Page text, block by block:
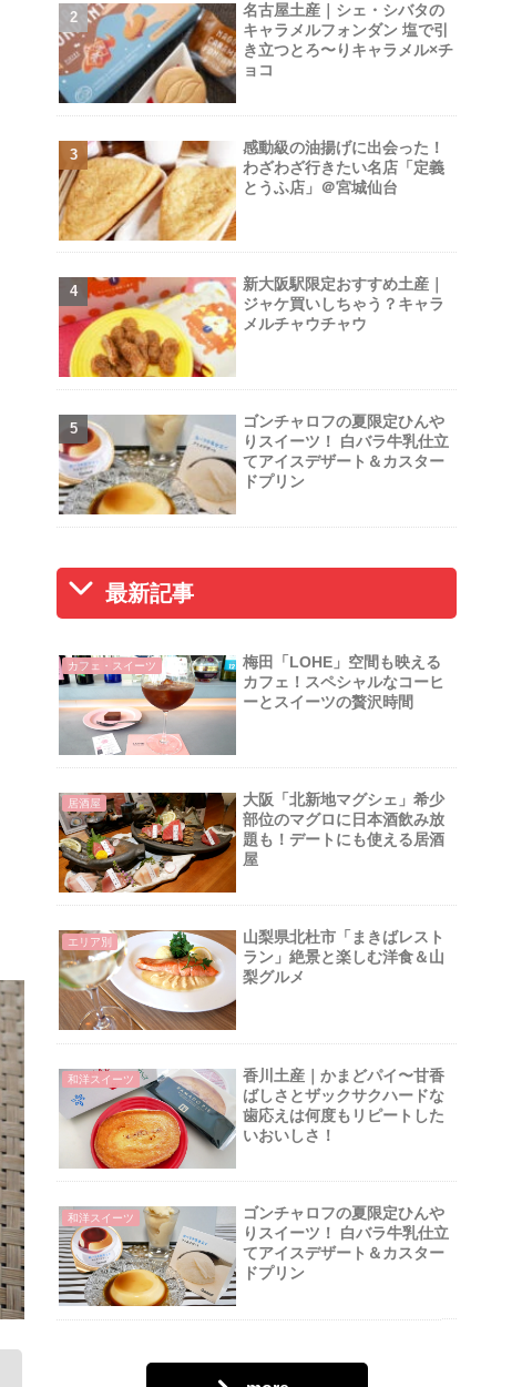
名古屋土産｜シェ・シバタの
キャラメルフォンダン 塩で引
き立つとろ〜りキャラメル×チ
ョコ
感動級の油揚げに出会った！
わざわざ行きたい名店「定義
とうふ店」＠宮城仙台
新大阪駅限定おすすめ土産｜
ジャケ買いしちゃう？キャラ
メルチャウチャウ
ゴンチャロフの夏限定ひんや
りスイーツ！ 白バラ牛乳仕立
てアイスデザート＆カスター
ドプリン
最新記事
カフェ・スイーツ
梅田「LOHE」空間も映える
カフェ！スペシャルなコーヒ
ーとスイーツの贅沢時間
居酒屋
大阪「北新地マグシェ」希少
部位のマグロに日本酒飲み放
題も！デートにも使える居酒
屋
エリア別
山梨県北杜市「まきばレスト
ラン」絶景と楽しむ洋食＆山
梨グルメ
和洋スイーツ
香川土産｜かまどパイ〜甘香
ばしさとザックサクハードな
歯応えは何度もリピートした
いおいしさ！
和洋スイーツ
ゴンチャロフの夏限定ひんや
りスイーツ！ 白バラ牛乳仕立
てアイスデザート＆カスター
ドプリン